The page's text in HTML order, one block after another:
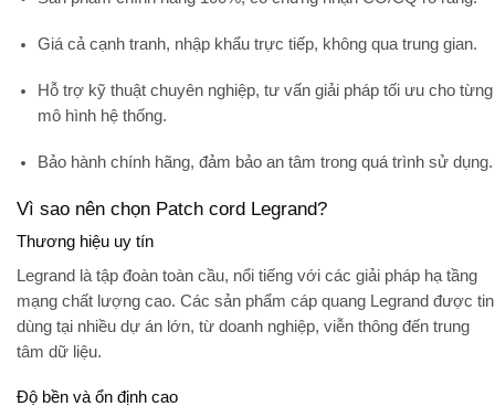
Giá cả cạnh tranh, nhập khẩu trực tiếp, không qua trung gian.
Hỗ trợ kỹ thuật chuyên nghiệp, tư vấn giải pháp tối ưu cho từng
mô hình hệ thống.
Bảo hành chính hãng, đảm bảo an tâm trong quá trình sử dụng.
Vì sao nên chọn Patch cord Legrand?
Thương hiệu uy tín
Legrand là tập đoàn toàn cầu, nổi tiếng với các giải pháp hạ tầng
mạng chất lượng cao. Các sản phẩm cáp quang Legrand được tin
dùng tại nhiều dự án lớn, từ doanh nghiệp, viễn thông đến trung
tâm dữ liệu.
Độ bền và ổn định cao